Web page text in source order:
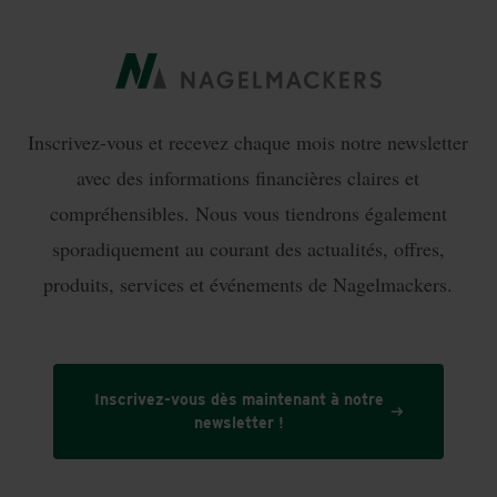
Inscrivez-vous et recevez chaque mois notre newsletter
avec des informations financières claires et
compréhensibles. Nous vous tiendrons également
sporadiquement au courant des actualités, offres,
produits, services et événements de Nagelmackers.
Inscrivez-vous dès maintenant à notre
newsletter !